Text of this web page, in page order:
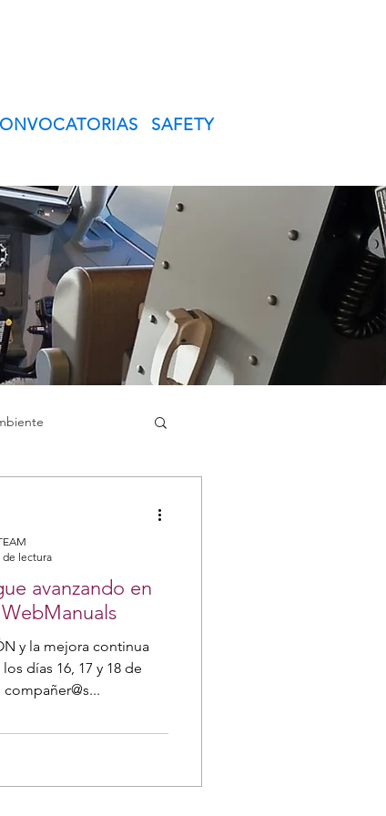
SAFETY
avanzando en
días 16, 17 y 18 de
de lectura